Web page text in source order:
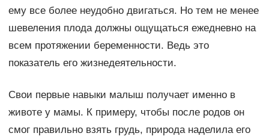
ему все более неудобно двигаться. Но тем не менее
шевеления плода должны ощущаться ежедневно на
всем протяжении беременности. Ведь это
показатель его жизнедеятельности.
Свои первые навыки малыш получает именно в
животе у мамы. К примеру, чтобы после родов он
смог правильно взять грудь, природа наделила его